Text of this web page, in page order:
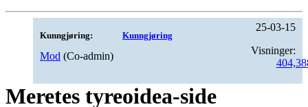
Kunngjøring: Kunngjøring
Mod (Co-admin)
25-03-15
Visninger:
Meretes tyreoidea-side